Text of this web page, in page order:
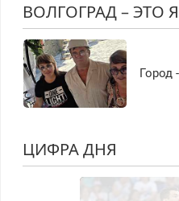
ВОЛГОГРАД – ЭТО Я
Город
ЦИФРА ДНЯ